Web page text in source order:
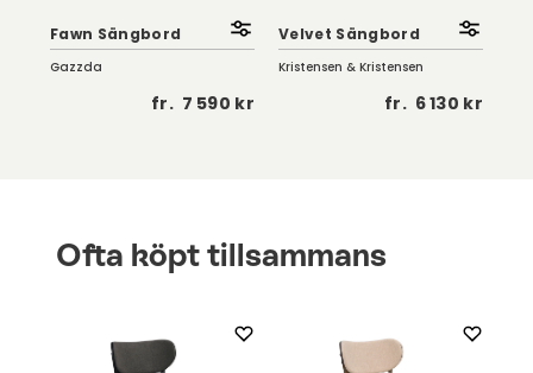
Fawn Sängbord
Gazzda
fr. 7 590 kr
Velvet Sängbord
Kristensen & Kristensen
fr. 6 130 kr
Ofta köpt tillsammans